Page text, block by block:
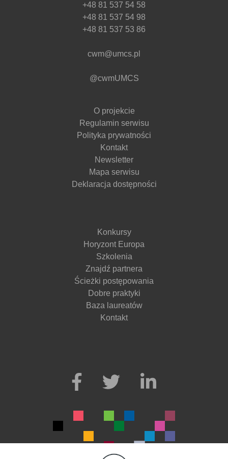
+48 81 537 54 58
+48 81 537 54 98
+48 81 537 53 86
cwm@umcs.pl
@cwmUMCS
O projekcie
Regulamin serwisu
Polityka prywatności
Kontakt
Newsletter
Mapa serwisu
Deklaracja dostępności
Konkursy
Horyzont Europa
Szkolenia
Znajdź partnera
Ścieżki postępowania
Dobre praktyki
Baza laureatów
Kontakt